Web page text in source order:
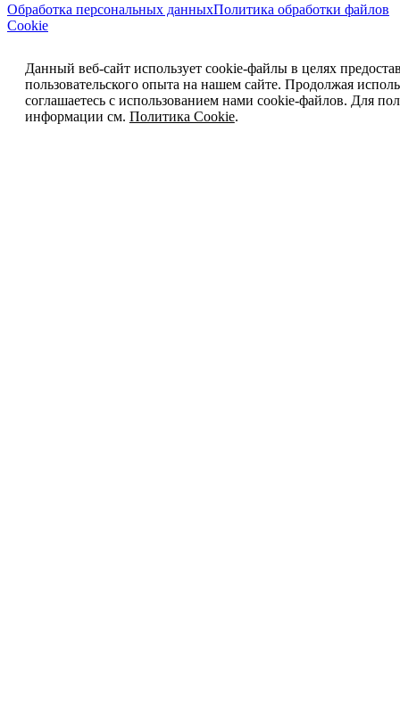
Обработка персональных данныхПолитика обработки файлов
Cookie
Данный веб-сайт использует cookie-файлы в целях
пользовательского опыта на нашем сайте. Продолжая
соглашаетесь с использованием нами cookie-файлов. Для
информации см. Политика Cookie.